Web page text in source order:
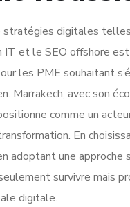
stratégies digitales
IT et le SEO offshore
les PME souhaitant
Marrakech, avec son
comme un
En
adoptant une approche
survivre mais
digitale.